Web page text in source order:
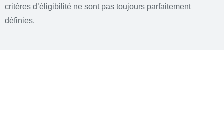
critères d’éligibilité ne sont pas toujours parfaitement
définies.